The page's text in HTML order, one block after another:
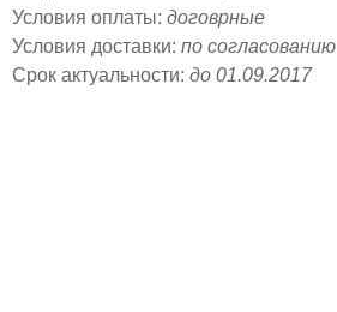
Условия оплаты: договрные
Условия доставки: по согласованию
Срок актуальности: до 01.09.2017